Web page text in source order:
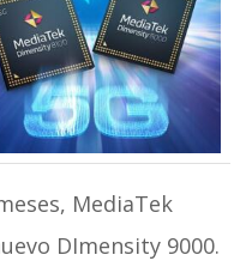
MediaTek
DImensity 9000.